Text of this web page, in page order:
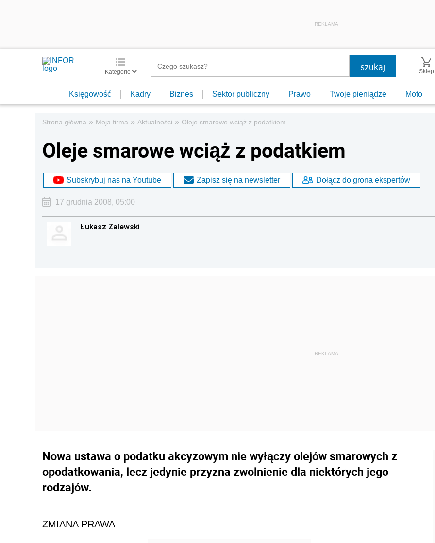
REKLAMA
Kategorie Sklep
Księgowość Kadry Biznes Sektor publiczny Prawo Twoje pieniądze Moto
Strona główna » Moja firma » Aktualności » Oleje smarowe wciąż z podatkiem
Oleje smarowe wciąż z podatkiem
Subskrybuj nas na Youtube Zapisz się na newsletter Dołącz do grona ekspertów
17 grudnia 2008, 05:00
Łukasz Zalewski
Nowa ustawa o podatku akcyzowym nie wyłączy olejów smarowych z
opodatkowania, lecz jedynie przyzna zwolnienie dla niektórych jego
rodzajów.
ZMIANA PRAWA